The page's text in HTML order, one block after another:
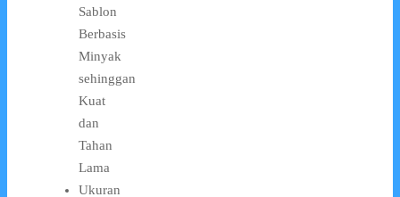
Sablon
Berbasis
Minyak
sehinggan
Kuat
dan
Tahan
Lama
Ukuran